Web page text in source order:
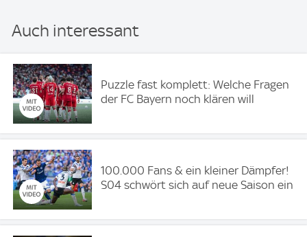
Auch interessant
Puzzle fast komplett: Welche Fragen
der FC Bayern noch klären will
100.000 Fans & ein kleiner Dämpfer!
S04 schwört sich auf neue Saison ein